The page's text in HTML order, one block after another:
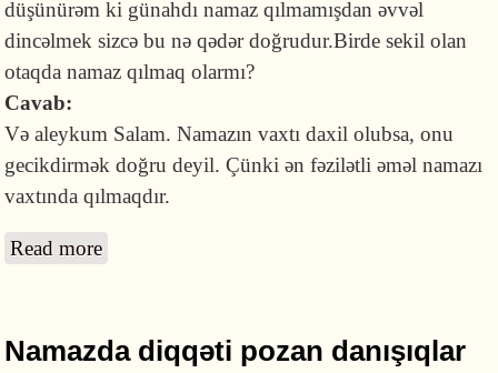
düşünürəm ki günahdı namaz qılmamışdan əvvəl
dincəlmek sizcə bu nə qədər doğrudur.Birde sekil olan
otaqda namaz qılmaq olarmı?
Cavab:
Və aleykum Salam. Namazın vaxtı daxil olubsa, onu
gecikdirmək doğru deyil. Çünki ən fəzilətli əməl namazı
vaxtında qılmaqdır.
Read more
Namazda diqqəti pozan danışıqlar